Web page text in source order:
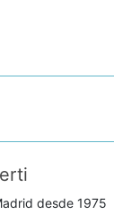
desde 1975